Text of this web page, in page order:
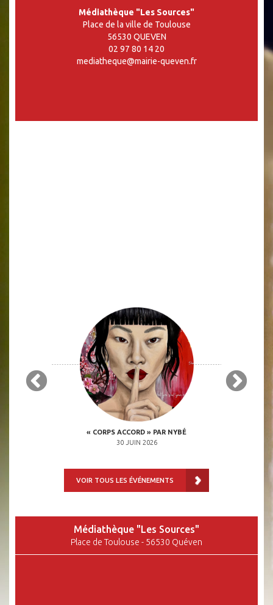
Médiathèque "Les Sources"
Place de la ville de Toulouse
56530 QUEVEN
02 97 80 14 20
mediatheque@mairie-queven.fr
« CORPS ACCORD » PAR NYBÉ
30 JUIN 2026
VOIR TOUS LES ÉVÉNEMENTS
Médiathèque "Les Sources"
Place de Toulouse - 56530 Quéven